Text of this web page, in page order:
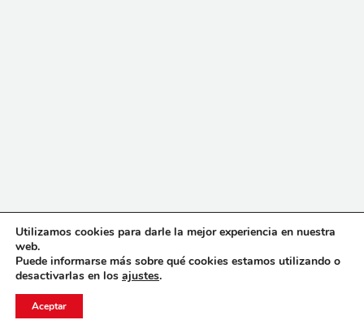
Utilizamos cookies para darle la mejor experiencia en nuestra
web.
Puede informarse más sobre qué cookies estamos utilizando o
desactivarlas en los ajustes.
Aceptar